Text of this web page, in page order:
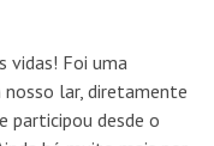
vidas! Foi uma
lar, diretamente
participou desde o